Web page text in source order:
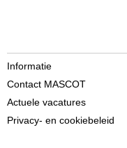
Informatie
Contact MASCOT
Actuele vacatures
Privacy- en cookiebeleid